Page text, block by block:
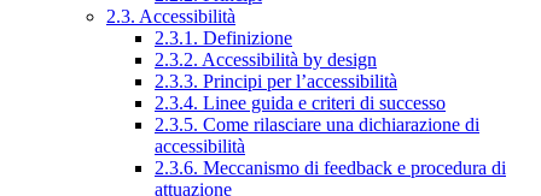
2.3. Accessibilità
2.3.1. Definizione
2.3.2. Accessibilità by design
2.3.3. Principi per l’accessibilità
2.3.4. Linee guida e criteri di successo
2.3.5. Come rilasciare una dichiarazione di
accessibilità
2.3.6. Meccanismo di feedback e procedura di
attuazione